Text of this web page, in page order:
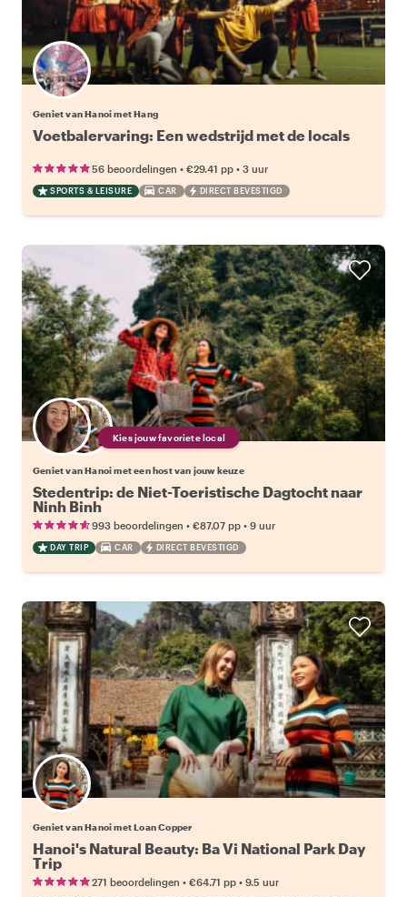
Geniet van Hanoi met Hang
Voetbalervaring: Een wedstrijd met de locals
56 beoordelingen • €29.41 pp • 3 uur
SPORTS & LEISURE CAR DIRECT BEVESTIGD
Kies jouw favoriete local
Geniet van Hanoi met een host van jouw keuze
Stedentrip: de Niet-Toeristische Dagtocht naar
Ninh Binh
993 beoordelingen • €87.07 pp • 9 uur
DAY TRIP CAR DIRECT BEVESTIGD
Geniet van Hanoi met Loan Copper
Hanoi's Natural Beauty: Ba Vi National Park Day
Trip
271 beoordelingen • €64.71 pp • 9.5 uur